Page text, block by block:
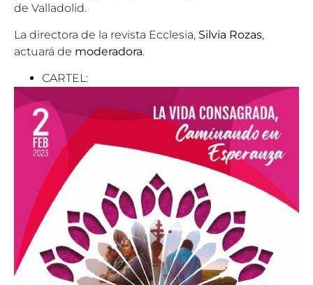
de Valladolid.
La directora de la revista Ecclesia, Silvia Rozas,
actuará de moderadora.
CARTEL: